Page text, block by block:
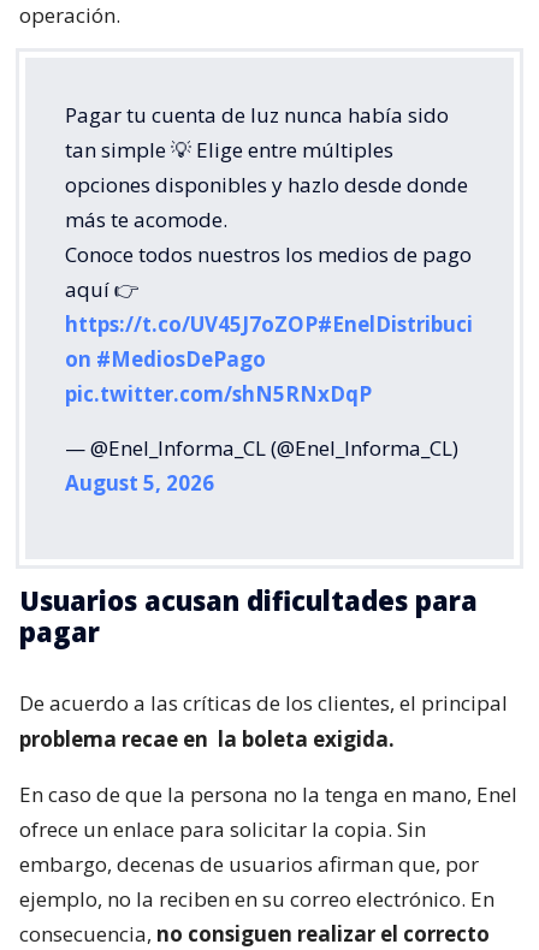
operación.
Pagar tu cuenta de luz nunca había sido
tan simple 💡 Elige entre múltiples
opciones disponibles y hazlo desde donde
más te acomode.
Conoce todos nuestros los medios de pago
aquí 👉
https://t.co/UV45J7oZOP#EnelDistribuci
on #MediosDePago
pic.twitter.com/shN5RNxDqP
— @Enel_Informa_CL (@Enel_Informa_CL)
August 5, 2026
Usuarios acusan dificultades para
pagar
De acuerdo a las críticas de los clientes, el principal
problema recae en la boleta exigida.
En caso de que la persona no la tenga en mano, Enel
ofrece un enlace para solicitar la copia. Sin
embargo, decenas de usuarios afirman que, por
ejemplo, no la reciben en su correo electrónico. En
consecuencia, no consiguen realizar el correcto